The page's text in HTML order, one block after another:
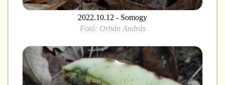
2022.10.12 - Somogy
Fotó: Orbán András